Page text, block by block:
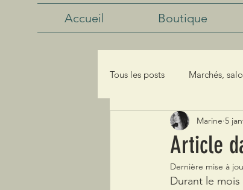
Accueil Boutique
Tous les posts Marchés,
Article
Marine 5
Dernière mise à
Durant le